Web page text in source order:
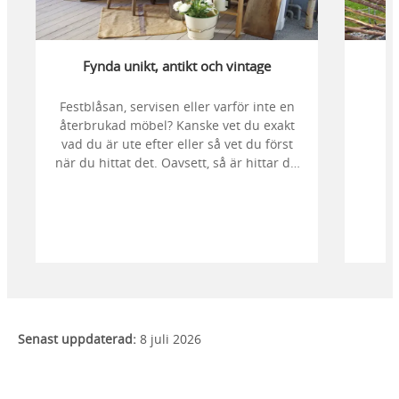
Fynda unikt, antikt och vintage
Festblåsan, servisen eller varför inte en
återbrukad möbel? Kanske vet du exakt
vad du är ute efter eller så vet du först
när du hittat det. Oavsett, så är hittar du
Senast uppdaterad: 8 juli 2026